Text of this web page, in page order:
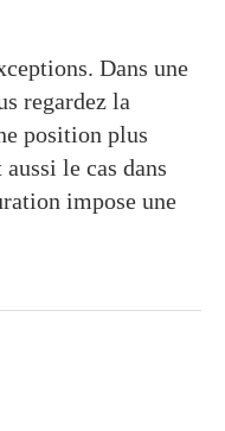
Dans une
regardez la
position plus
le cas dans
impose une